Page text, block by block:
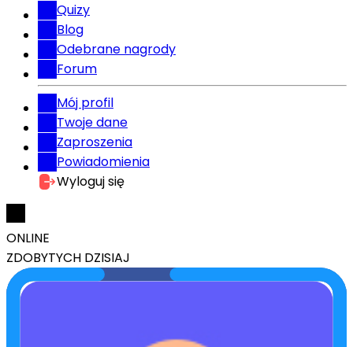
Quizy
Blog
Odebrane nagrody
Forum
Mój profil
Twoje dane
Zaproszenia
Powiadomienia
Wyloguj się
ONLINE
ZDOBYTYCH DZISIAJ